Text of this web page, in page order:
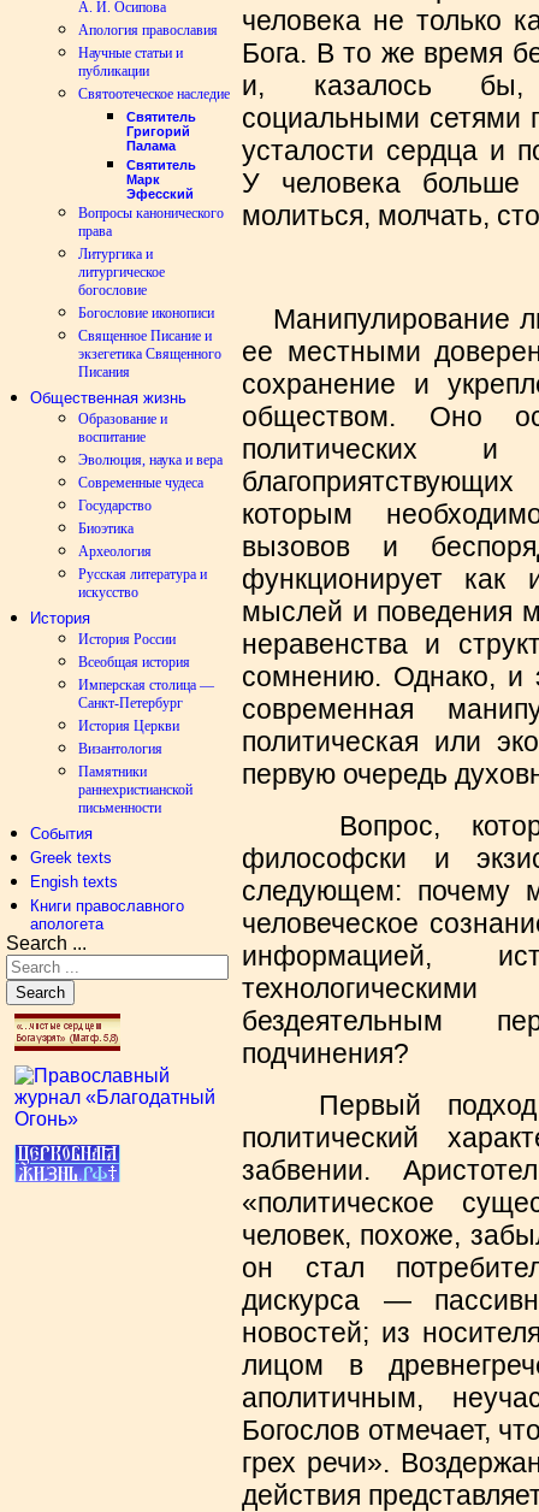
А. И. Осипова
Апология православия
Научные статьи и
публикации
Святоотеческое наследие
Святитель
Григорий
Палама
Святитель
Марк
Эфесский
Вопросы канонического
права
Литургика и
литургическое
богословие
Богословие иконописи
Священное Писание и
экзегетика Священного
Писания
Общественная жизнь
Образование и
воспитание
Эволюция, наука и вера
Современные чудеса
Государство
Биоэтика
Археология
Русская литература и
искусство
История
История России
Всеобщая история
Имперская столица —
Санкт-Петербург
История Церкви
Византология
Памятники
раннехристианской
письменности
События
Greek texts
Engish texts
Книги православного
апологета
Search ...
Search
человека не только
Бога. В то же время
и, казалось бы,
социальными сетями
усталости сердца и
У человека
молиться, молчать,
Манипулирование
ее местными
сохранение и
обществом. Оно
политических и
которым
вызовов и
функционирует как
мыслей и поведения
неравенства и
сомнению. Однако, и
современная
политическая или
первую очередь
Вопрос,
философски и
следующем: почему
человеческое
информацией,
бездеятельным
подчинения?
Первый подход
политический
забвении.
«политическое
человек, похоже,
он стал
дискурса —
новостей; из
лицом в
аполитичным,
Богослов отмечает,
грех речи».
действия